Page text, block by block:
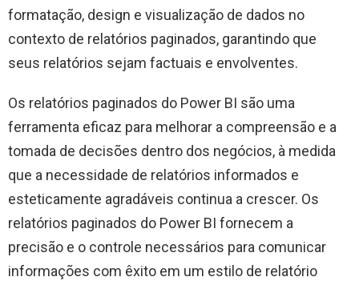
formatação, design e visualização de dados no
contexto de relatórios paginados, garantindo que
seus relatórios sejam factuais e envolventes.
Os relatórios paginados do Power BI são uma
ferramenta eficaz para melhorar a compreensão e a
tomada de decisões dentro dos negócios, à medida
que a necessidade de relatórios informados e
esteticamente agradáveis ​​continua a crescer. Os
relatórios paginados do Power BI fornecem a
precisão e o controle necessários para comunicar
informações com êxito em um estilo de relatório